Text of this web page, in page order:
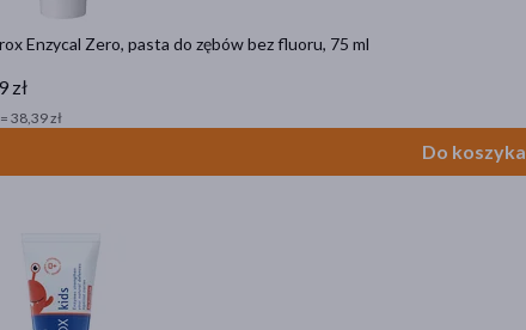
Enzycal Zero, pasta do zębów bez fluoru, 75 ml
zł
38,39 zł
Do koszyka